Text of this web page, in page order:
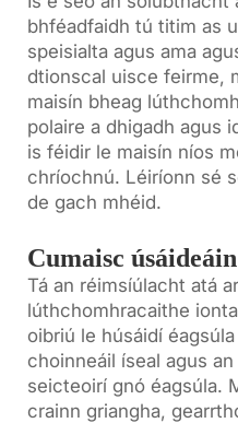
bhféadfaidh tú titim as
speisialta agus ama
dtionscal uisce feirme,
maisín bheag
polaire a dhigadh agus
is féidir le maisín níos
chríochnú. Léiríonn sé
de gach mhéid.
Cumaisc
Tá an réimsíúlacht atá
lúthchomhracaithe
oibriú le húsáidí
choinneáil íseal agus
seicteoirí gnó éagsúla.
crainn griangha,